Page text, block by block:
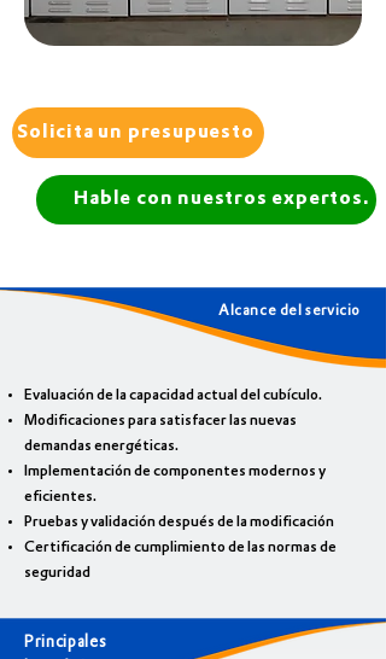
Solicita un presupuesto
Hable con nuestros expertos.
Alcance del servicio
Evaluación de la capacidad actual del cubículo.
Modificaciones para satisfacer las nuevas
demandas energéticas.
Implementación de componentes modernos y
eficientes.
Pruebas y validación después de la modificación
Certificación de cumplimiento de las normas de
seguridad
Principales